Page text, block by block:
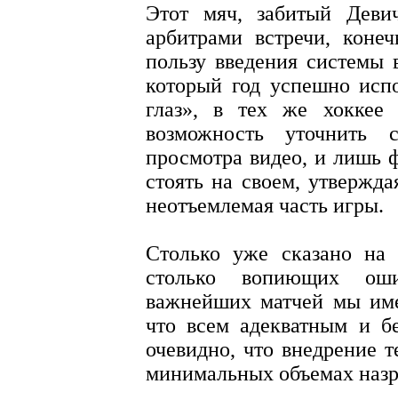
Этот мяч, забитый
арбитрами встречи,
пользу введения
который год успешно
глаз», в тех же хоккее
возможность
просмотра видео, и лишь
стоять на своем,
неотъемлемая часть игры.
Столько уже сказано на
столько вопиющих
важнейших матчей мы
что всем адекватным и
очевидно, что внедрение
минимальных объемах